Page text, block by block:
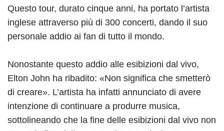
Questo tour, durato cinque anni, ha portato l’artista
inglese attraverso più di 300 concerti, dando il suo
personale addio ai fan di tutto il mondo.
Nonostante questo addio alle esibizioni dal vivo,
Elton John ha ribadito: «Non significa che smetterò
di creare». L’artista ha infatti annunciato di avere
intenzione di continuare a produrre musica,
sottolineando che la fine delle esibizioni dal vivo non